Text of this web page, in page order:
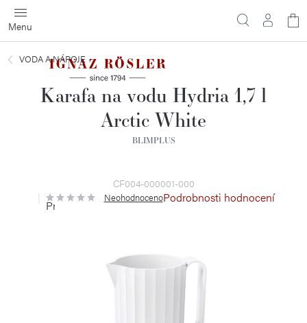
Přejít
na
obsah
VODA A NÁPOJE
Karafa na vodu Hydria 1,7 l
Arctic White
BLIMPLUS
CF004-000001-000
Průměrné
hodnocení
NeohodnocenoPodrobnosti hodnocení